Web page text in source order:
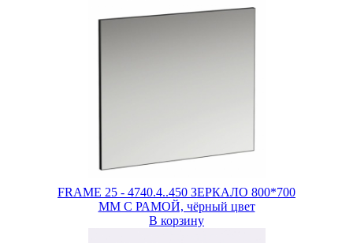
FRAME 25 - 4740.4..450 ЗЕРКАЛО 800*700
ММ С РАМОЙ, чёрный цвет
В корзину